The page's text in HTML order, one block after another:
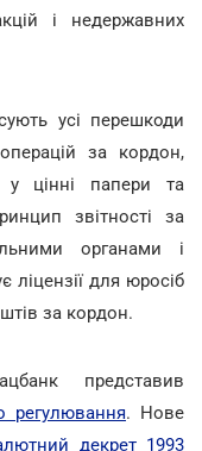
і недержавних
усі перешкоди
за кордон,
у цінні папери та
звітності за
органами і
для юросіб
за кордон.
представив
регулювання. Нове
декрет 1993